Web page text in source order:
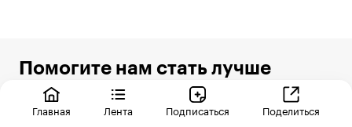
Помогите нам стать лучше
Пока мы изучаем для вас новые тренды, поделитесь
впечатлениями о прочитанном
Главная Лента Подписаться Поделиться